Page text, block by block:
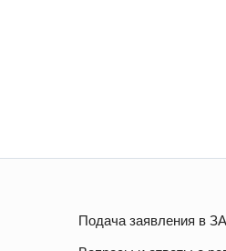
Подача заявления в